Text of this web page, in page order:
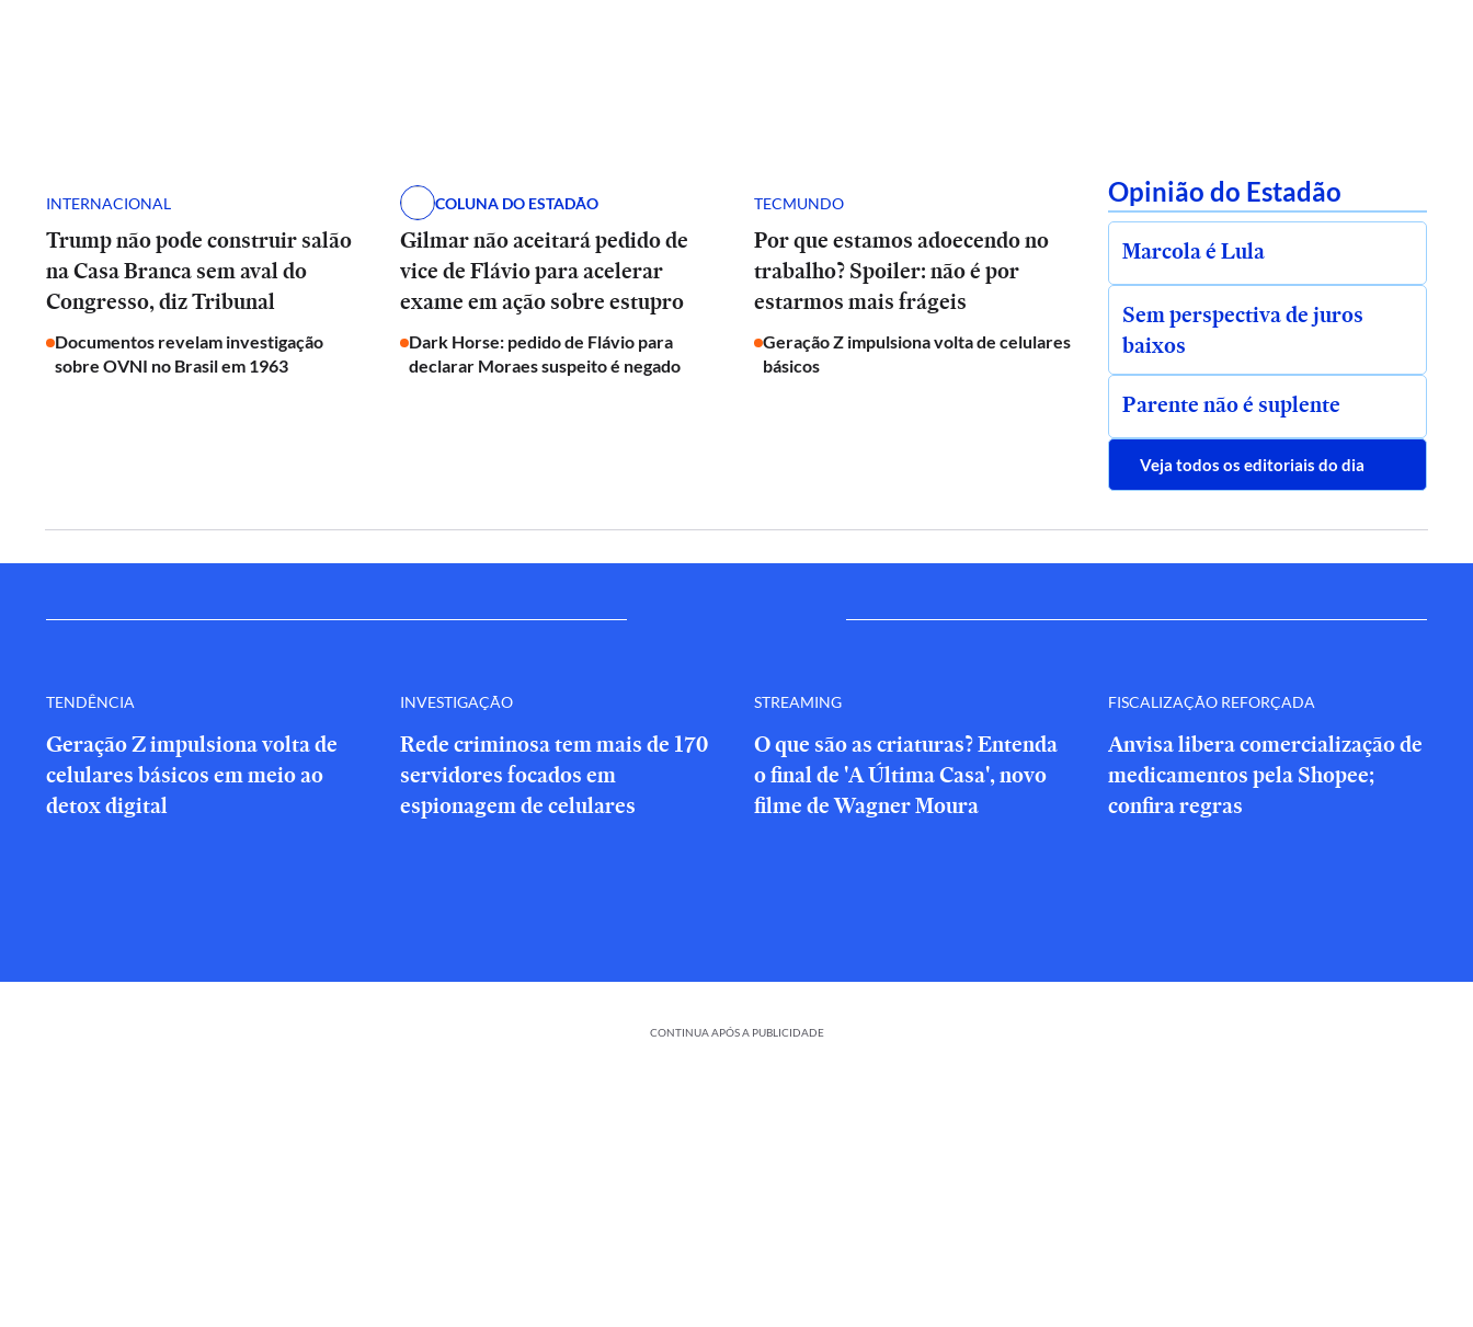
INTERNACIONAL
Trump não pode construir salão
na Casa Branca sem aval do
Congresso, diz Tribunal
Documentos revelam investigação
sobre OVNI no Brasil em 1963
COLUNA DO ESTADÃO
Gilmar não aceitará pedido de
vice de Flávio para acelerar
exame em ação sobre estupro
Dark Horse: pedido de Flávio para
declarar Moraes suspeito é negado
TECMUNDO
Por que estamos adoecendo no
trabalho? Spoiler: não é por
estarmos mais frágeis
Geração Z impulsiona volta de celulares
básicos
Opinião do Estadão
Marcola é Lula
Sem perspectiva de juros
baixos
Parente não é suplente
Veja todos os editoriais do dia
TENDÊNCIA
Geração Z impulsiona volta de
celulares básicos em meio ao
detox digital
INVESTIGAÇÃO
Rede criminosa tem mais de 170
servidores focados em
espionagem de celulares
STREAMING
O que são as criaturas? Entenda
o final de 'A Última Casa', novo
filme de Wagner Moura
FISCALIZAÇÃO REFORÇADA
Anvisa libera comercialização de
medicamentos pela Shopee;
confira regras
CONTINUA APÓS A PUBLICIDADE